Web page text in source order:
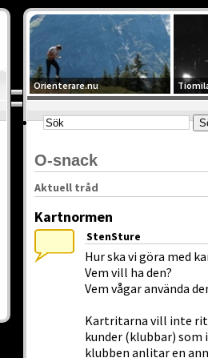
Orienterare.nu
O-snack
Aktuell tråd
Kartnormen
StenSture
Hur ska vi göra med
Vem vill ha den?
Vem vågar använda
Kartritarna vill inte
kunder (klubbar)
klubben anlitar en